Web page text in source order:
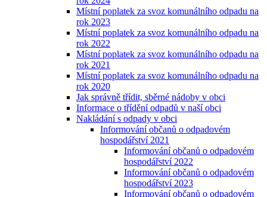
Místní poplatek za svoz komunálního odpadu na
rok 2023
Místní poplatek za svoz komunálního odpadu na
rok 2022
Místní poplatek za svoz komunálního odpadu na
rok 2021
Místní poplatek za svoz komunálního odpadu na
rok 2020
Jak správně třídit, sběrné nádoby v obci
Informace o třídění odpadů v naší obci
Nakládání s odpady v obci
Informování občanů o odpadovém
hospodářství 2021
Informování občanů o odpadovém
hospodářství 2022
Informování občanů o odpadovém
hospodářství 2023
Informování občanů o odpadovém